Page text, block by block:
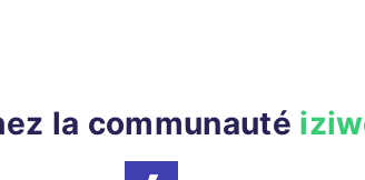
la communauté